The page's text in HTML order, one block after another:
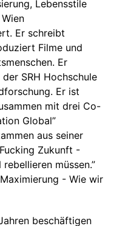
Lebensstile
Er schreibt
Filme und
Er
SRH Hochschule
Er ist
mit drei Co-
Global”
aus seiner
Zukunft -
müssen.”
- Wie wir
beschäftigen